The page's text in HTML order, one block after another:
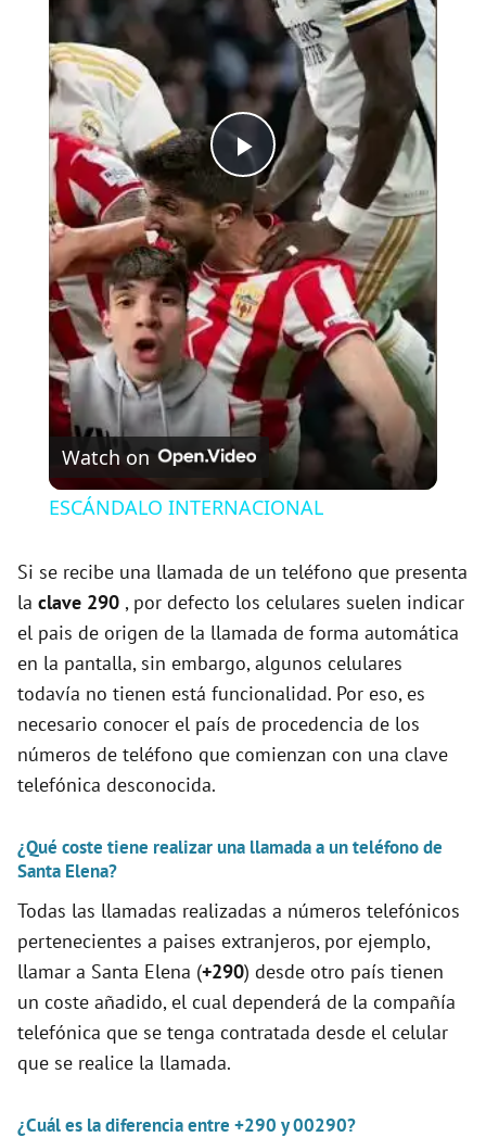
P
a
y
V
i
d
e
o
Watch on
ESCÁNDALO INTERNACIONAL
Si se recibe una llamada de un teléfono que presenta
la clave 290 , por defecto los celulares suelen indicar
el pais de origen de la llamada de forma automática
en la pantalla, sin embargo, algunos celulares
todavía no tienen está funcionalidad. Por eso, es
necesario conocer el país de procedencia de los
números de teléfono que comienzan con una clave
telefónica desconocida.
¿Qué coste tiene realizar una llamada a un teléfono de
Santa Elena?
Todas las llamadas realizadas a números telefónicos
pertenecientes a paises extranjeros, por ejemplo,
llamar a Santa Elena (+290) desde otro país tienen
un coste añadido, el cual dependerá de la compañía
telefónica que se tenga contratada desde el celular
que se realice la llamada.
¿Cuál es la diferencia entre +290 y 00290?